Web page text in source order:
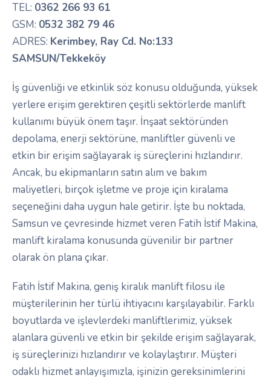
TEL: 0362 266 93 61
GSM: 0532 382 79 46
ADRES: Kerimbey, Ray Cd. No:133
SAMSUN/Tekkeköy
İş güvenliği ve etkinlik söz konusu olduğunda, yüksek
yerlere erişim gerektiren çeşitli sektörlerde manlift
kullanımı büyük önem taşır. İnşaat sektöründen
depolama, enerji sektörüne, manliftler güvenli ve
etkin bir erişim sağlayarak iş süreçlerini hızlandırır.
Ancak, bu ekipmanların satın alım ve bakım
maliyetleri, birçok işletme ve proje için kiralama
seçeneğini daha uygun hale getirir. İşte bu noktada,
Samsun ve çevresinde hizmet veren Fatih İstif Makina,
manlift kiralama konusunda güvenilir bir partner
olarak ön plana çıkar.
Fatih İstif Makina, geniş kiralık manlift filosu ile
müşterilerinin her türlü ihtiyacını karşılayabilir. Farklı
boyutlarda ve işlevlerdeki manliftlerimiz, yüksek
alanlara güvenli ve etkin bir şekilde erişim sağlayarak,
iş süreçlerinizi hızlandırır ve kolaylaştırır. Müşteri
odaklı hizmet anlayışımızla, işinizin gereksinimlerini